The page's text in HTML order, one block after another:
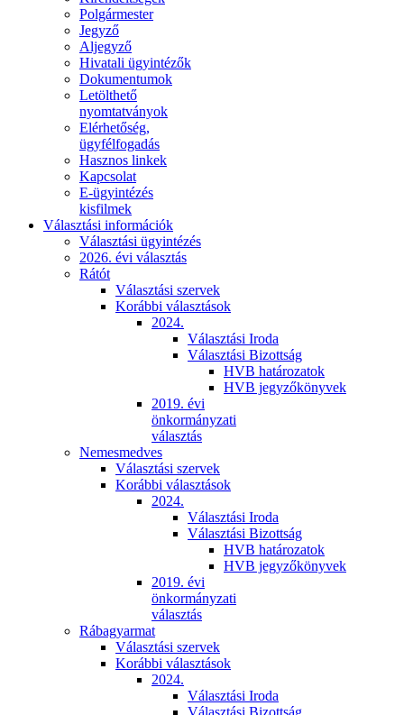
Polgármester
Jegyző
Aljegyző
Hivatali ügyintézők
Dokumentumok
Letölthető
nyomtatványok
Elérhetőség,
ügyfélfogadás
Hasznos linkek
Kapcsolat
E-ügyintézés
kisfilmek
Választási információk
Választási ügyintézés
2026. évi választás
Rátót
Választási szervek
Korábbi választások
2024.
Választási Iroda
Választási Bizottság
HVB határozatok
HVB jegyzőkönyvek
2019. évi
önkormányzati
választás
Nemesmedves
Választási szervek
Korábbi választások
2024.
Választási Iroda
Választási Bizottság
HVB határozatok
HVB jegyzőkönyvek
2019. évi
önkormányzati
választás
Rábagyarmat
Választási szervek
Korábbi választások
2024.
Választási Iroda
Választási Bizottság